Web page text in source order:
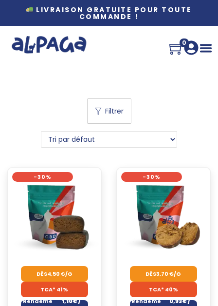
LIVRAISON GRATUITE POUR TOUTE
COMMANDE !
0
Filtrer
-30%
DÈS4,50€/G
TCA* 41%
Rendeme
1,10€ /
-30%
DÈS3,70€/G
TCA* 40%
Rendeme
0,93€ /